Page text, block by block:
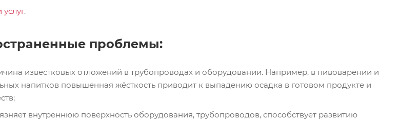
.
проблемы:
известковых отложений в трубопроводах и оборудовании. Например, в пивоварении и
напитков повышенная жёсткость приводит к выпадению осадка в готовом продукте и
внутреннюю поверхность оборудования, трубопроводов, способствует развитию